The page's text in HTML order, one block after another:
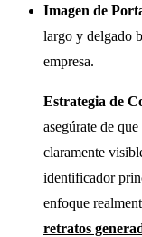
Imagen de
largo y delgado
empresa.
Estrategia de
asegúrate de
claramente
identificador
enfoque
retratos